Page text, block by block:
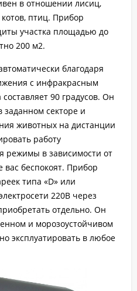
в отношении лисиц,
птиц. Прибор
участка площадью до
200 м2.
благодаря
с инфракрасным
90 градусов. Он
заданном секторе и
животных на дистанции
работу
режимы в зависимости от
вас беспокоят. Прибор
типа «D» или
220В через
отдельно. Он
и морозоустойчивом
эксплуатировать в любое